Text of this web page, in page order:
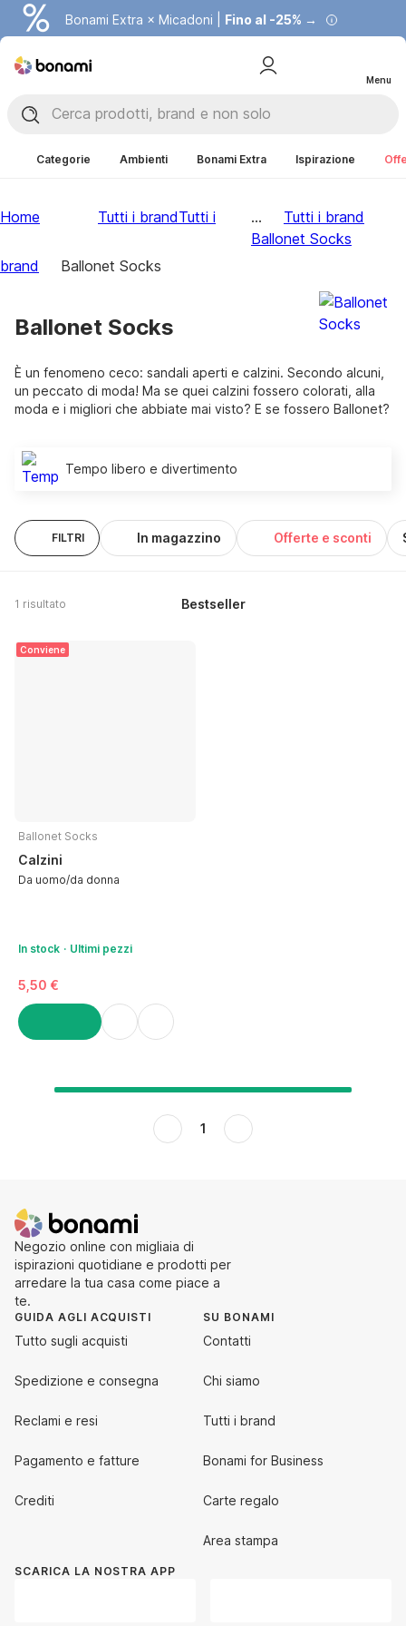
Bonami Extra × Micadoni | Fino al -25% →
Menu
Categorie Ambienti Bonami Extra Ispirazione
Home Tutti i brandTutti i
brand Ballonet Socks
...
Tutti i brand
Ballonet Socks
Ballonet Socks
È un fenomeno ceco: sandali aperti e calzini. Secondo alcuni,
un peccato di moda! Ma se quei calzini fossero colorati, alla
moda e i migliori che abbiate mai visto? E se fossero Ballonet?
Tempo libero e divertimento
FILTRI In magazzino Offerte e sconti
1 risultato Bestseller
Conviene
Ballonet Socks
Calzini
Da uomo/da donna
In stock Ultimi pezzi
5,50 €
1
Negozio online con migliaia di
ispirazioni quotidiane e prodotti per
arredare la tua casa come piace a
te.
GUIDA AGLI ACQUISTI
Tutto sugli acquisti
Spedizione e consegna
Reclami e resi
Pagamento e fatture
Crediti
SU BONAMI
Contatti
Chi siamo
Tutti i brand
Bonami for Business
Carte regalo
Area stampa
SCARICA LA NOSTRA APP